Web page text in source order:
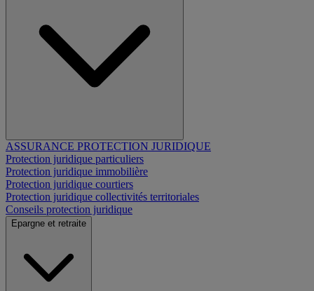
ASSURANCE PROTECTION JURIDIQUE
Protection juridique particuliers
Protection juridique immobilière
Protection juridique courtiers
Protection juridique collectivités territoriales
Conseils protection juridique
Epargne et retraite